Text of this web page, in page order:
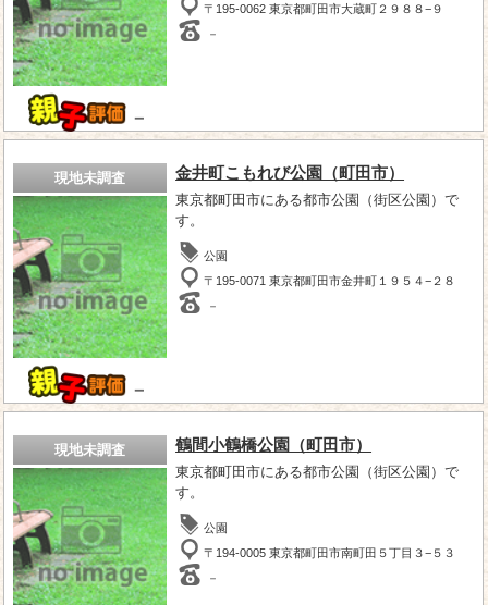
－
〒195-0062 東京都町田市大蔵町２９８８−９
－
現地未調査
－
金井町こもれび公園（町田市）
東京都町田市にある都市公園（街区公園）で
す。
公園
〒195-0071 東京都町田市金井町１９５４−２８
－
現地未調査 鶴間小鶴橋公園（町田市）
東京都町田市にある都市公園（街区公園）で
す。
公園
〒194-0005 東京都町田市南町田５丁目３−５３
－